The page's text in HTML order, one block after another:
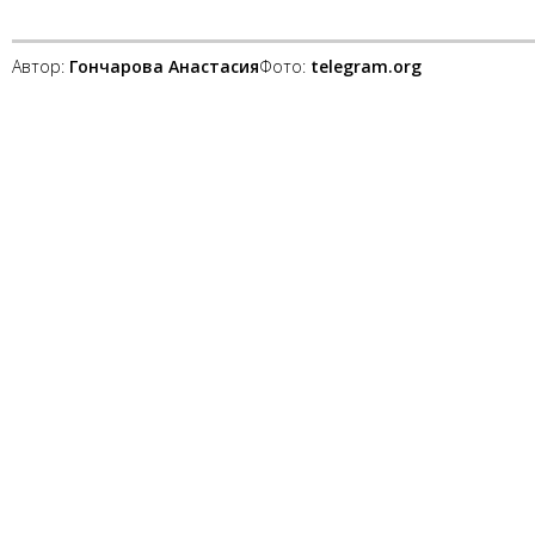
Автор: Гончарова АнастасияФото: telegram.org